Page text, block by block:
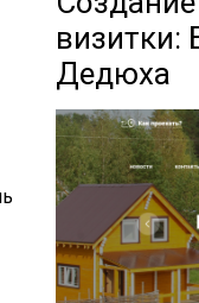
визитки:
Дедюха